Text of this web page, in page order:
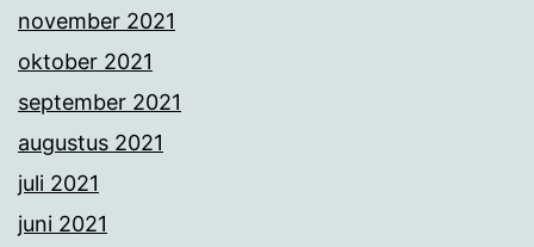
november 2021
oktober 2021
september 2021
augustus 2021
juli 2021
juni 2021